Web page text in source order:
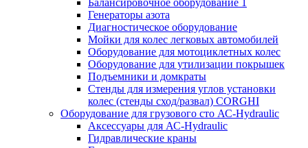
Балансировочное оборудование 1
Генераторы азота
Диагностическое оборудование
Мойки для колес легковых автомобилей
Оборудование для мотоциклетных колес
Оборудование для утилизации покрышек
Подъемники и домкраты
Стенды для измерения углов установки
колес (стенды сход/развал) CORGHI
Оборудование для грузового сто АС-Hydraulic
Аксессуары для АС-Hydraulic
Гидравлические краны